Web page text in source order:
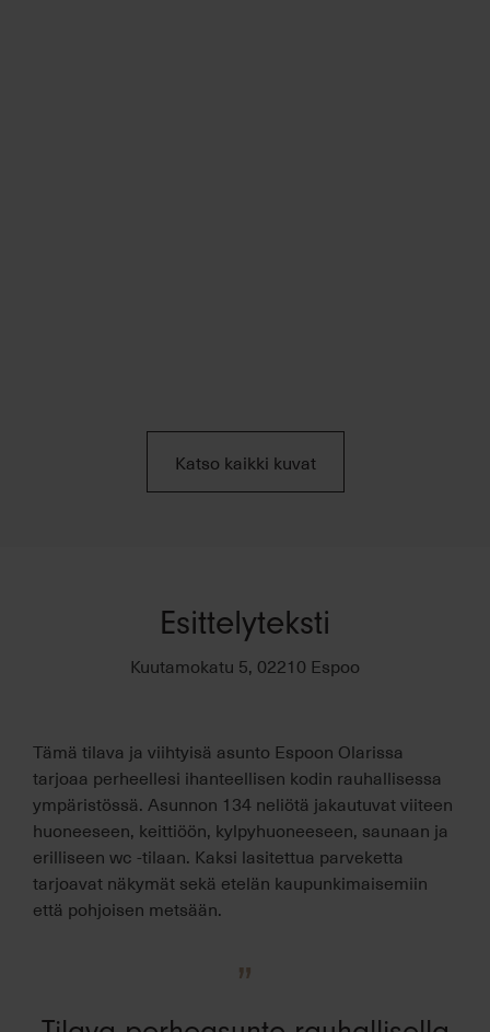
Katso kaikki kuvat
Esittelyteksti
Kuutamokatu 5, 02210 Espoo
Tämä tilava ja viihtyisä asunto Espoon Olarissa
tarjoaa perheellesi ihanteellisen kodin rauhallisessa
ympäristössä. Asunnon 134 neliötä jakautuvat viiteen
huoneeseen, keittiöön, kylpyhuoneeseen, saunaan ja
erilliseen wc -tilaan. Kaksi lasitettua parveketta
tarjoavat näkymät sekä etelän kaupunkimaisemiin
että pohjoisen metsään.
”